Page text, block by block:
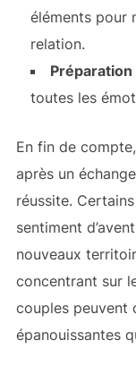
éléments pour
relation.
toutes les
En fin de
après un
réussite.
sentiment
nouveaux
concentrant sur
couples peuvent
épanouissantes